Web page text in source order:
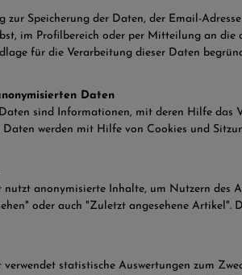
zur Speicherung der Daten, der Email-
im Profilbereich oder per Mitteilung an
für die Verarbeitung dieser Daten
Daten
sind Informationen, mit deren Hilfe das
werden mit Hilfe von Cookies und
nutzt anonymisierte Inhalte, um Nutzern des
oder auch "Zuletzt angesehene
verwendet statistische Auswertungen zum